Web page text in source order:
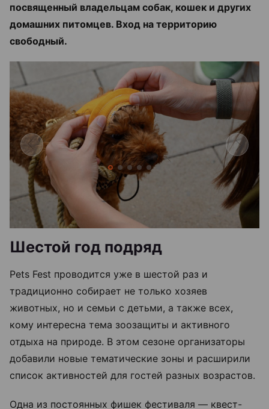
посвященный владельцам собак, кошек и других
домашних питомцев. Вход на территорию
свободный.
Шестой год подряд
Pets Fest проводится уже в шестой раз и
традиционно собирает не только хозяев
животных, но и семьи с детьми, а также всех,
кому интересна тема зоозащиты и активного
отдыха на природе. В этом сезоне организаторы
добавили новые тематические зоны и расширили
список активностей для гостей разных возрастов.
Одна из постоянных фишек фестиваля — квест-